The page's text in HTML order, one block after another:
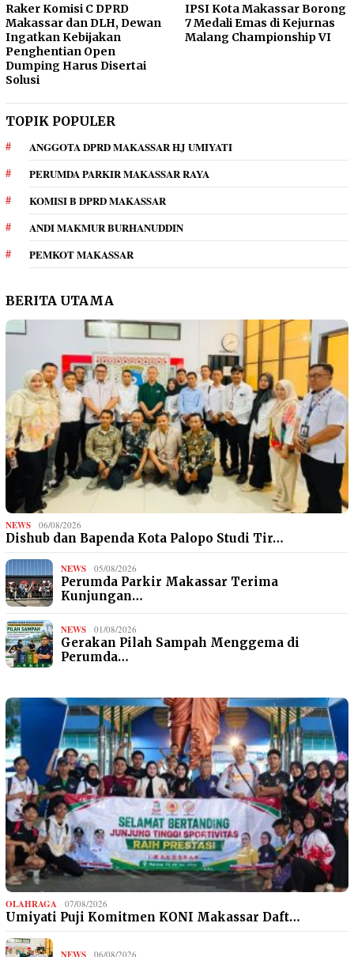
Raker Komisi C DPRD
Makassar dan DLH, Dewan
Ingatkan Kebijakan
Penghentian Open
Dumping Harus Disertai
Solusi
IPSI Kota Makassar Borong
7 Medali Emas di Kejurnas
Malang Championship VI
TOPIK POPULER
ANGGOTA DPRD MAKASSAR HJ UMIYATI
PERUMDA PARKIR MAKASSAR RAYA
KOMISI B DPRD MAKASSAR
ANDI MAKMUR BURHANUDDIN
PEMKOT MAKASSAR
BERITA UTAMA
NEWS 06/08/2026
Dishub dan Bapenda Kota Palopo Studi Tir…
NEWS 05/08/2026
Perumda Parkir Makassar Terima
Kunjungan…
NEWS 01/08/2026
Gerakan Pilah Sampah Menggema di
Perumda…
OLAHRAGA 07/08/2026
Umiyati Puji Komitmen KONI Makassar Daft…
06/08/2026